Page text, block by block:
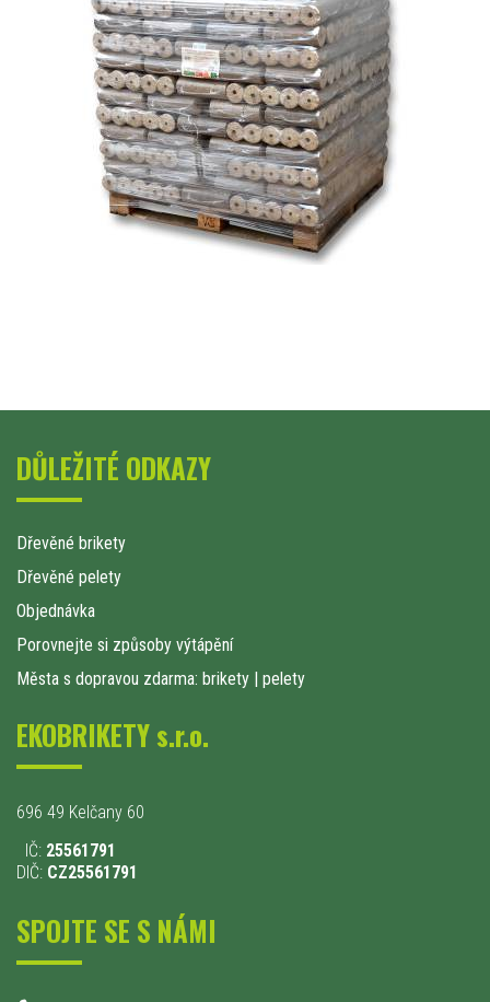
DŮLEŽITÉ ODKAZY
Dřevěné brikety
Dřevěné pelety
Objednávka
Porovnejte si způsoby výtápění
Města s dopravou zdarma: brikety | pelety
EKOBRIKETY s.r.o.
696 49 Kelčany 60
IČ: 25561791
DIČ: CZ25561791
SPOJTE SE S NÁMI